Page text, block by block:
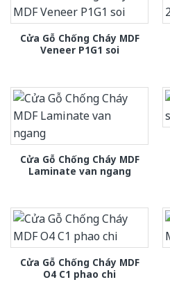
Cửa Gỗ Chống Cháy MDF
Veneer P1G1 soi
Cửa Gỗ Chống Cháy MDF
Laminate van ngang
Cửa Gỗ Chống Cháy MDF
O4 C1 phao chi